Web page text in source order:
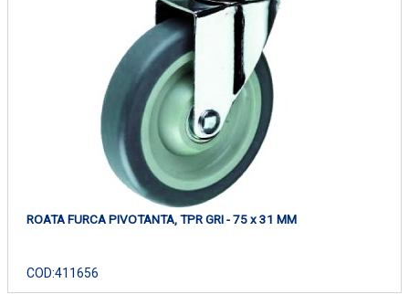
ROATA FURCA PIVOTANTA, TPR GRI - 75 x 31 MM
COD:411656